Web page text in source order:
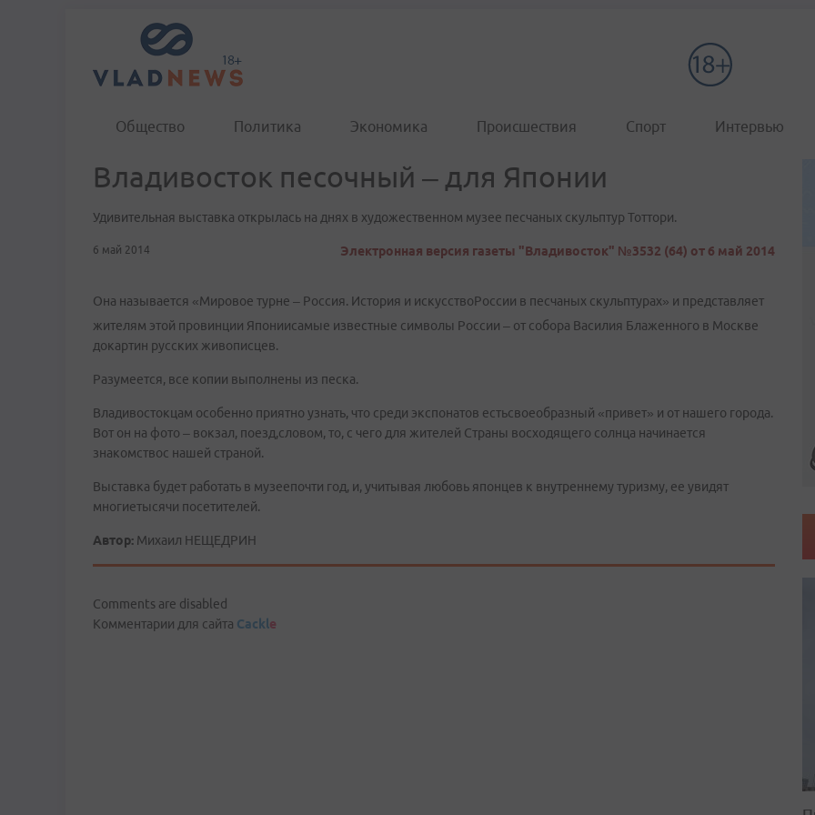
Общество Политика Экономика Происшествия Спорт Интервью
Владивосток песочный – для Японии
Удивительная выставка открылась на днях в художественном музее песчаных скульптур Тоттори.
6 май 2014 Электронная версия газеты "Владивосток" №3532 (64) от 6 май 2014
Она называется «Мировое турне – Россия. История и искусствоРоссии в песчаных скульптурах» и представляет
жителям этой провинции Япониисамые известные символы России – от собора Василия Блаженного в Москве
докартин русских живописцев.
Разумеется, все копии выполнены из песка.
Владивостокцам особенно приятно узнать, что среди экспонатов естьсвоеобразный «привет» и от нашего города.
Вот он на фото – вокзал, поезд,словом, то, с чего для жителей Страны восходящего солнца начинается
знакомствос нашей страной.
Выставка будет работать в музеепочти год, и, учитывая любовь японцев к внутреннему туризму, ее увидят
многиетысячи посетителей.
Автор: Михаил НЕЩЕДРИН
Comments are disabled
Комментарии для сайта Cackle